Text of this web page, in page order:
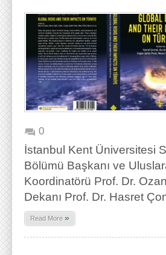
0
İstanbul Kent Üniversitesi
Bölümü Başkanı ve
Koordinatörü Prof. Dr.
Dekanı Prof. Dr. Hasret
Read More »